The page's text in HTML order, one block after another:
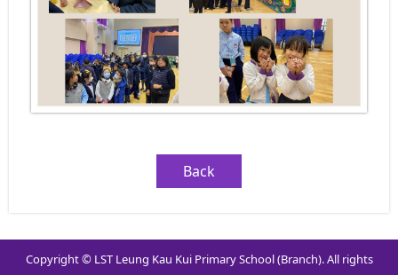
Back
Copyright © LST Leung Kau Kui Primary School (Branch). All rights